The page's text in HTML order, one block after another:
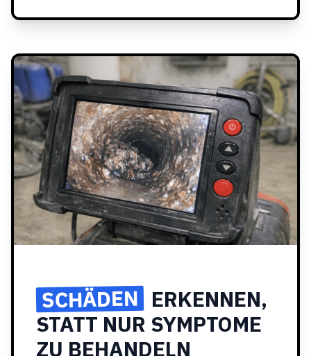
SCHÄDEN ERKENNEN,
STATT NUR SYMPTOME
ZU BEHANDELN